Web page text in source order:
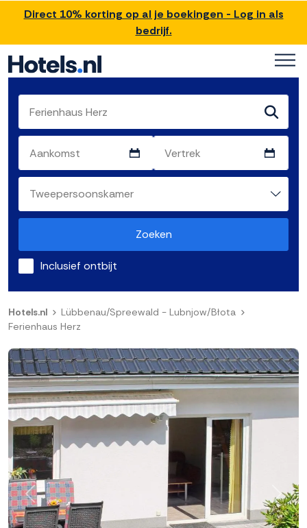
Direct 10% korting op al je boekingen - Log in als
bedrijf.
Zoeken
Inclusief ontbijt
Hotels.nl
Lübbenau/Spreewald - Lubnjow/Błota
Ferienhaus Herz